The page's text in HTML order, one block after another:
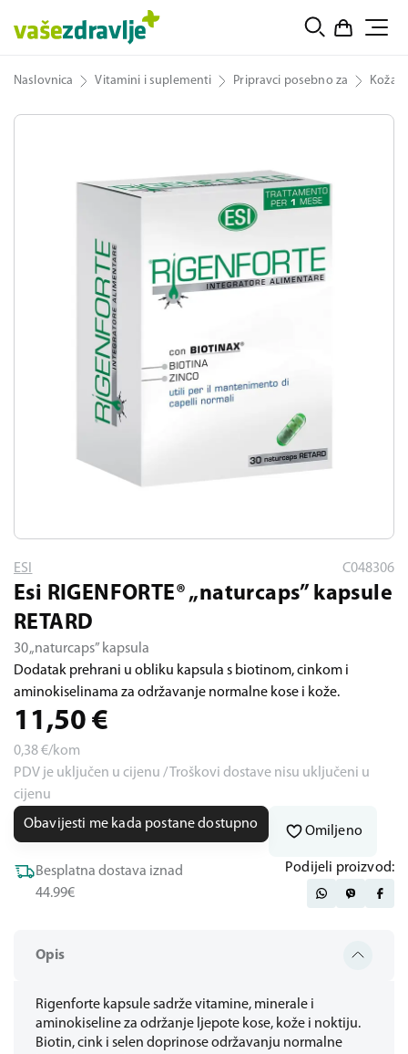
Naslovnica Vitamini i suplementi Pripravci posebno za Koža,
Opis
Rigenforte kapsule sadrže vitamine, minerale i
aminokiseline za održanje ljepote kose, kože i noktiju.
Biotin, cink i selen doprinose održavanju normalne
ESI C048306
Esi RIGENFORTE® „naturcaps” kapsule
RETARD
30 „naturcaps” kapsula
Dodatak prehrani u obliku kapsula s biotinom, cinkom i
aminokiselinama za održavanje normalne kose i kože.
11,50 €
0,38€/kom
PDV je uključen u cijenu / Troškovi dostave nisu uključeni u
cijenu
Obavijesti me kada postane dostupno
Omiljeno
Besplatna dostava iznad
44.99€
Podijeli proizvod: